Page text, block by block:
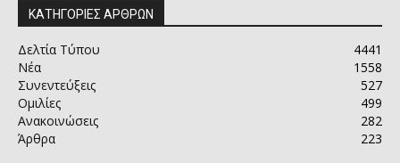
ΚΑΤΗΓΟΡΙΕΣ ΑΡΘΡΩΝ
Δελτία Τύπου
4441
Νέα
1558
Συνεντεύξεις
527
Ομιλίες
499
Ανακοινώσεις
282
Άρθρα
223